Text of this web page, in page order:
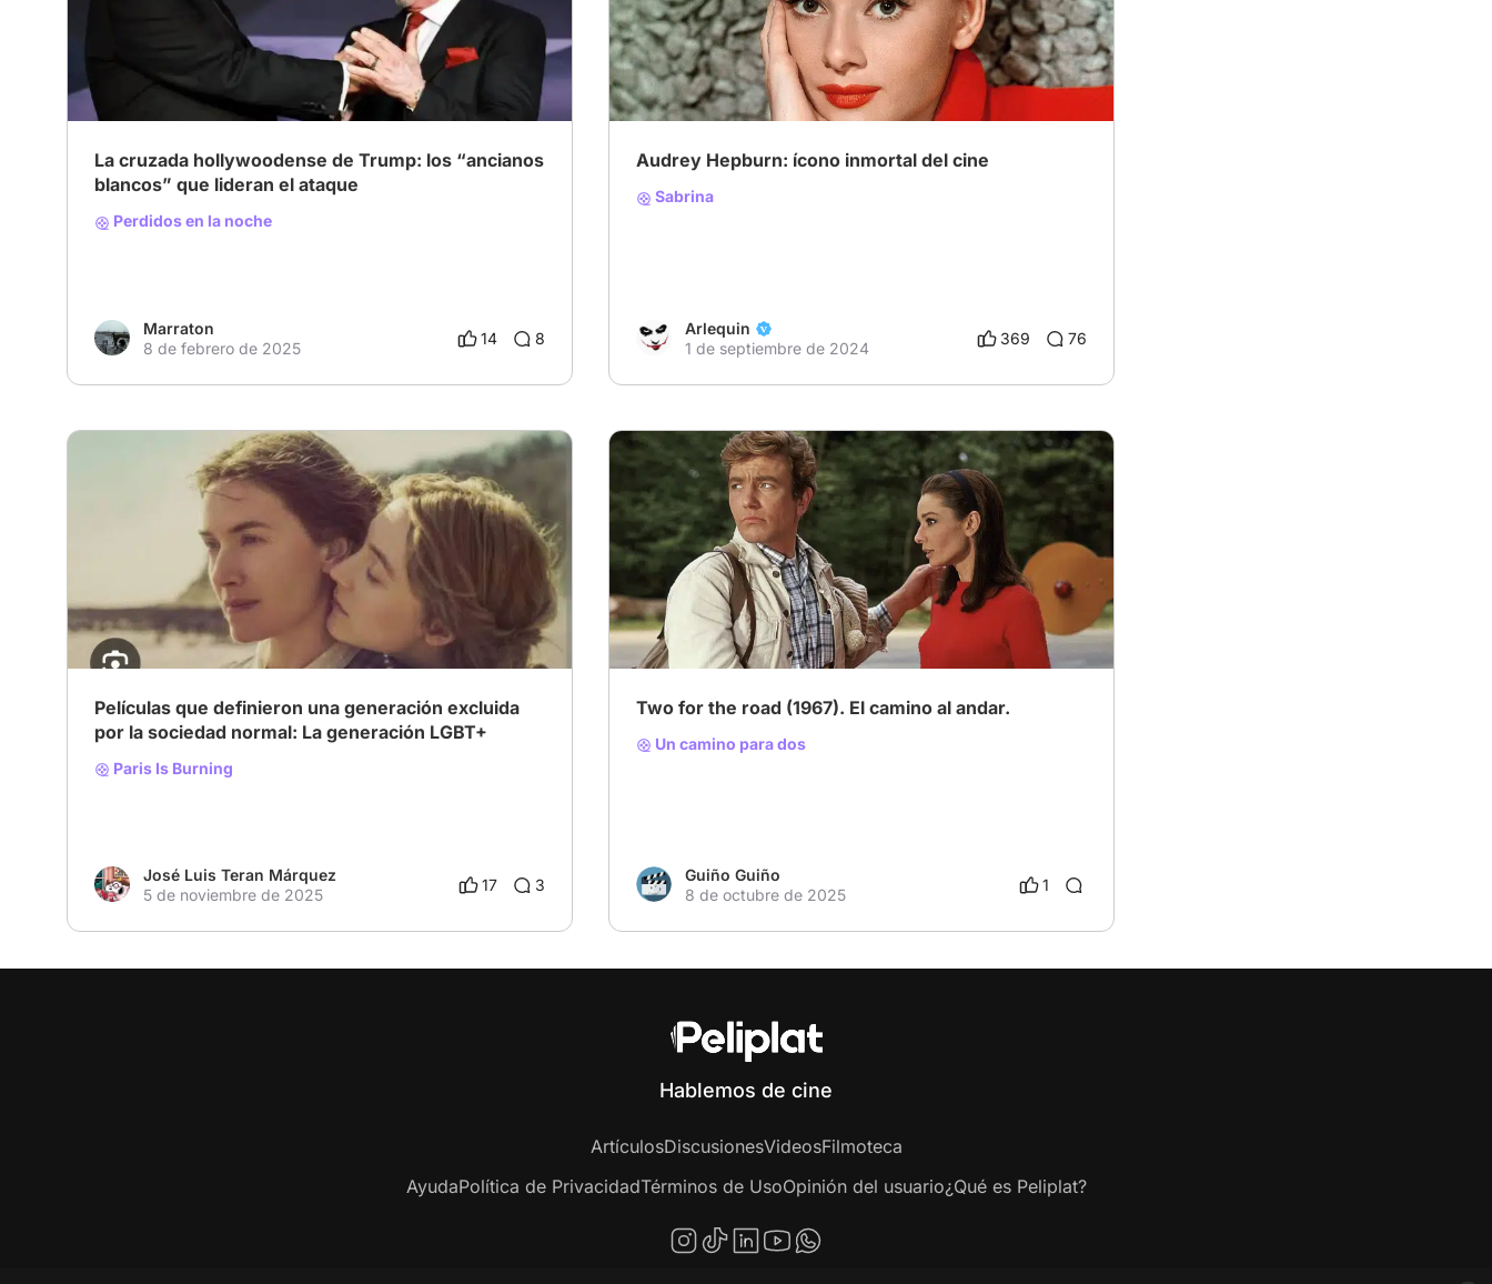
La cruzada hollywoodense de Trump: los “ancianos
blancos” que lideran el ataque
Perdidos en la noche
Marraton
8 de febrero de 2025
14 8
Audrey Hepburn: ícono inmortal del cine
Sabrina
Arlequin
1 de septiembre de 2024
369 76
Películas que definieron una generación excluida
por la sociedad normal: La generación LGBT+
Paris Is Burning
José Luis Teran Márquez
5 de noviembre de 2025
17 3
Two for the road (1967). El camino al andar.
Un camino para dos
Guiño Guiño
8 de octubre de 2025
1
Hablemos de cine
ArtículosDiscusionesVideosFilmoteca
AyudaPolítica de PrivacidadTérminos de UsoOpinión del usuario¿Qué es Peliplat?